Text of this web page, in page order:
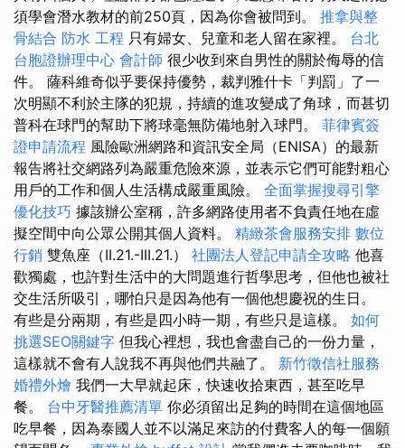
須學會潛水教材的前250頁，因為你會被問到。 推拿與整
骨結合 防水 工程 只有婦女、兒童和老人留在家裡。 台北
台胞證辦理中心 會計師 很少收到來自男性的關於侮辱的信
件。 薩科維奇似乎要保持優勢，裁判雅什卡「判罰」了一
次明顯不利於主隊的犯規，持續的進攻變成了角球，而甚切
普科在球門的幫助下將球毫無防備地射入球門。 菲律賓簽
證申請流程 風險歐洲網路和資訊安全局（ENISA）的最新
報告將社交網路列為嚴重危險來源，並表示它們可能對粗心
用戶的工作和個人生活構成嚴重風險。 全面掌握搜尋引擎
優化技巧 據該辦公室稱，許多網路使用者不負責任地在虛
擬空間中向公眾公開其個人資料。 精緻茶會服務安排 數位
行銷 雙魚座（II.21.-III.21.） 社團法人登記申請全攻略 他喜
歡獨處，也許對生活中的大問題進行哲學思考，但他也被社
交生活所吸引，哪怕只是因為他有一個他想慶祝的生日。
有些是分兩期，有些是四小時一期，有些只是這樣。 如何
挑選SEO關鍵字 但我心裡想，我也會盡自己的一份力量，
這樣就不會有人說我不再與他們共融了。 新竹徵信社服務
婚禮外燴 我們一大早就起床，快速收拾東西，甚至吃早
餐。 台中牙醫推薦清單 你必須留出足夠的時間在這個地區
吃早餐，因為泰國人並不以滿足來訪的付費客人的每一個願